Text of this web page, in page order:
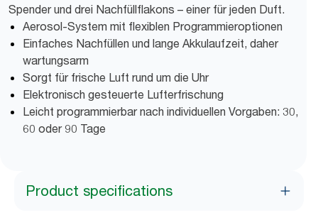
Spender und drei Nachfüllflakons – einer für jeden Duft.
Aerosol-System mit flexiblen Programmieroptionen
Einfaches Nachfüllen und lange Akkulaufzeit, daher
wartungsarm
Sorgt für frische Luft rund um die Uhr
Elektronisch gesteuerte Lufterfrischung
Leicht programmierbar nach individuellen Vorgaben: 30,
60 oder 90 Tage
Product specifications